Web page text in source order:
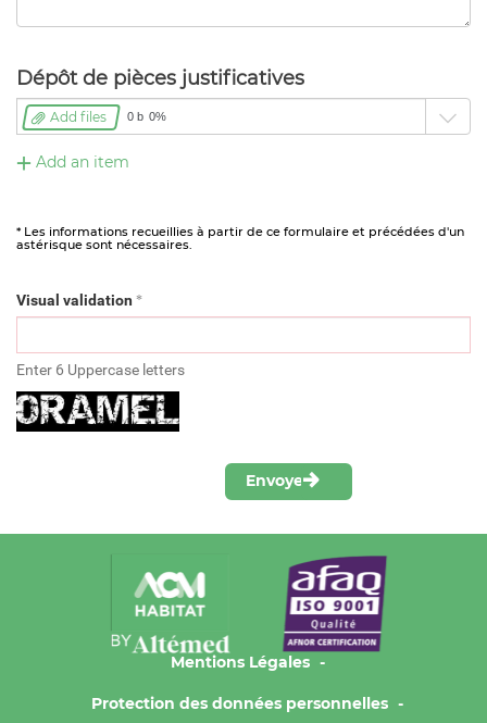
Dépôt de pièces justificatives
Add files 0%
0 b
Add an item
* Les informations recueillies à partir de ce formulaire et précédées d'un
astérisque sont nécessaires.
Visual validation
Enter 6 Uppercase letters
Mentions Légales
Protection des données personnelles